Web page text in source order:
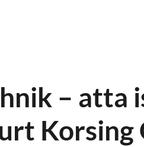
– atta
Korsing